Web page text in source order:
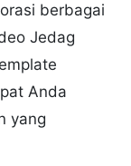
berbagai
Jedag
Anda
yang